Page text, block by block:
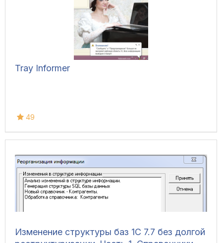
Tray Informer
49
Изменение структуры баз 1С 7.7 без долгой